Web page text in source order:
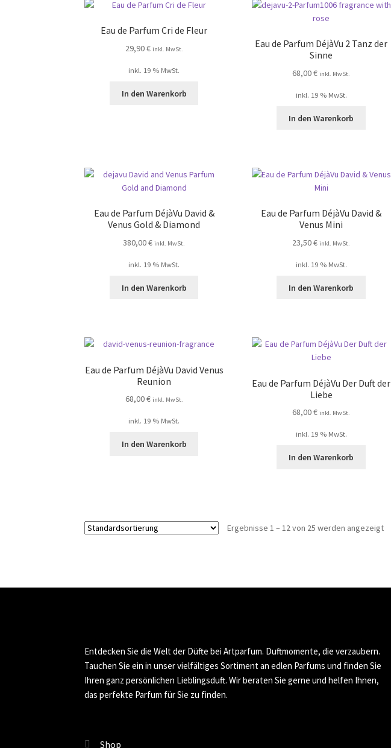
Eau de Parfum Cri de Fleur
29,90€ inkl. MwSt.
inkl. 19 % MwSt.
In den Warenkorb
Eau de Parfum DéjàVu 2 Tanz der
Sinne
68,00€ inkl. MwSt.
inkl. 19 % MwSt.
In den Warenkorb
Eau de Parfum DéjàVu David &
Venus Gold & Diamond
380,00€ inkl. MwSt.
inkl. 19 % MwSt.
In den Warenkorb
Eau de Parfum DéjàVu David &
Venus Mini
23,50€ inkl. MwSt.
inkl. 19 % MwSt.
In den Warenkorb
Eau de Parfum DéjàVu David Venus
Reunion
68,00€ inkl. MwSt.
inkl. 19 % MwSt.
In den Warenkorb
Eau de Parfum DéjàVu Der Duft der
Liebe
68,00€ inkl. MwSt.
inkl. 19 % MwSt.
In den Warenkorb
Ergebnisse 1 – 12 von 25 werden angezeigt
Entdecken Sie die Welt der Düfte bei Artparfum. Duftmomente, die verzaubern.
Tauchen Sie ein in unser vielfältiges Sortiment an edlen Parfums und finden Sie
Ihren ganz persönlichen Lieblingsduft. Wir beraten Sie gerne und helfen Ihnen,
das perfekte Parfum für Sie zu finden.
Shop